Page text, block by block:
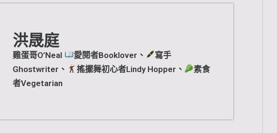
洪晟庭
雞蛋哥O’Neal 愛閱者Booklover、
寫手
Ghostwriter、
搖擺舞初心者Lindy Hopper、
素食
者Vegetarian